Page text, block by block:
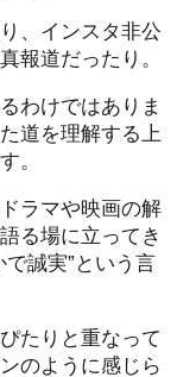
、インスタ非公
報道だったり。
わけではありま
道を理解する上
。
ラマや映画の解
る場に立ってき
誠実”という言
たりと重なって
のように感じら